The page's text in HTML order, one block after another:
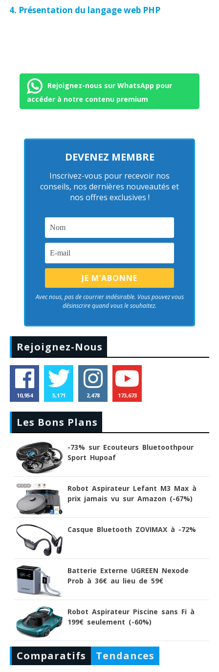
Présentation du langage web PHP
Rejoignez-nous sur WhatsApp pour
accéder à notre contenu premium
DEVENEZ MEMBRE
Inscrivez-vous pour recevoir nos
conseils, nos dernières nouveautés et
nos offres exclusives !
Avec nous, pas de courrier indésirable. Vous pouvez vous
désinscrire quand vous le souhaitez.
Rejoignez-Nous
10,954 5,171 2,478 173,673
Les Bons Plans
-73% sur Ecouteurs Bluetoothpour
Sport Hupoaf
Robot Aspirateur Lefant M3 Max à
prix jamais vu sur Amazon (-67%)
Casque Bluetooth ZOVIMAX à -72%
Batterie Externe UGREEN Nexode
Prob à 36€ au lieu de 59€
Robot Aspirateur Piscine sans Fi à
199€ seulement (-60%)
Comparatifs Tendances